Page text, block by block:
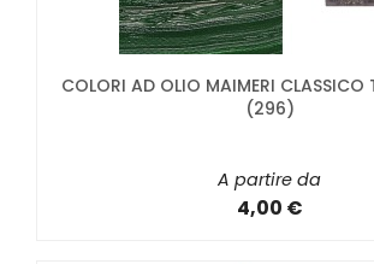
COLORI AD OLIO MAIMERI CLASSICO
(296)
A partire da
4,00 €